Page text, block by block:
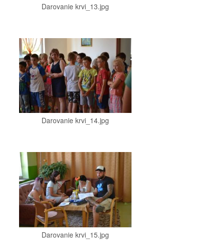
Darovanie krvi_13.jpg
Darovanie krvi_14.jpg
Darovanie krvi_15.jpg